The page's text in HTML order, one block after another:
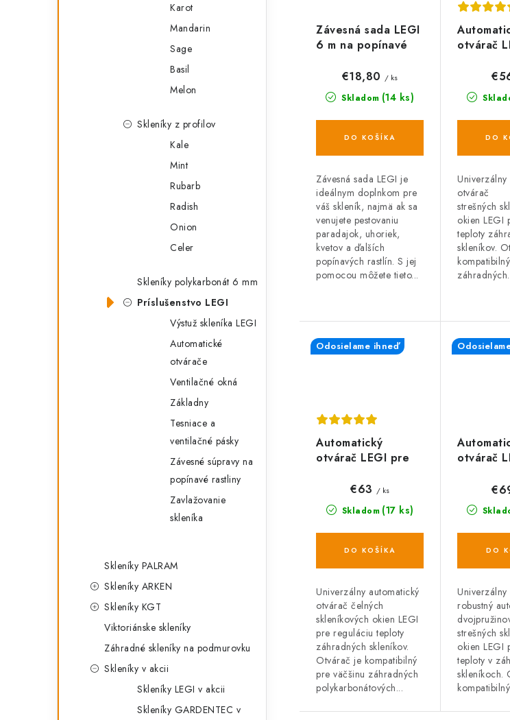
Karot
Mandarin
Sage
Basil
Melon
Skleníky z profilov
Kale
Mint
Rubarb
Radish
Onion
Celer
Skleníky polykarbonát 6 mm
Príslušenstvo LEGI
Výstuž skleníka LEGI
Automatické
otvárače
Ventilačné okná
Základny
Tesniace a
ventilačné pásky
Závesné súpravy na
popínavé rastliny
Zavlažovanie
skleníka
Skleníky PALRAM
Skleníky ARKEN
Skleníky KGT
Viktoriánske skleníky
Záhradné skleníky na podmurovku
Skleníky v akcii
Skleníky LEGI v akcii
Skleníky GARDENTEC v
e
p
o
u
k
t
o
v
Závesná sada LEGI
6 m na popínavé
Záhradné skleníky
Skladom (14 ks)
€18,80 / ks
DO KOŠÍKA
Závesná sada LEGI je
ideálnym doplnkom pre
váš skleník, najmä ak sa
venujete pestovaniu
paradajok, uhoriek,
kvetov a ďalších
popínavých rastlín. S jej
pomocou môžete tieto...
otvárač
okná -
DO
otvárač
strešných
okien LEGI
teploty
skleníkov.
Automatický
otvárač LEGI pre
okná a dvere -
univerzálny
Odosielame ihneď
Skladom (17 ks)
€63 / ks
DO KOŠÍKA
Univerzálny automatický
otvárač čelných
skleníkových okien LEGI
pre reguláciu teploty
záhradných skleníkov.
Otvárač je kompatibilný
pre väčšinu záhradných
polykarbonátových...
otvárač
DO
Univerzálny
robustný
strešných
okien LEGI
teploty v
skleníkoch.